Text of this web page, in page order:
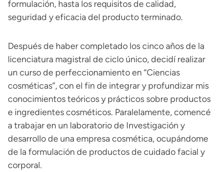
formulación, hasta los requisitos de calidad,
seguridad y eficacia del producto terminado.
Después de haber completado los cinco años de la
licenciatura magistral de ciclo único, decidí realizar
un curso de perfeccionamiento en “Ciencias
cosméticas”, con el fin de integrar y profundizar mis
conocimientos teóricos y prácticos sobre productos
e ingredientes cosméticos. Paralelamente, comencé
a trabajar en un laboratorio de Investigación y
desarrollo de una empresa cosmética, ocupándome
de la formulación de productos de cuidado facial y
corporal.